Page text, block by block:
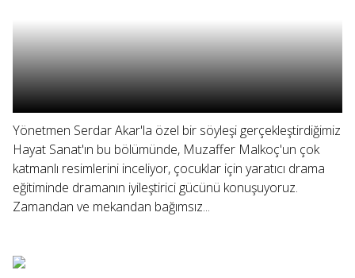
Yönetmen Serdar Akar'la özel bir söyleşi gerçekleştirdiğimiz
Hayat Sanat'ın bu bölümünde, Muzaffer Malkoç'un çok
katmanlı resimlerini inceliyor, çocuklar için yaratıcı drama
eğitiminde dramanın iyileştirici gücünü konuşuyoruz.
Zamandan ve mekandan bağımsız...